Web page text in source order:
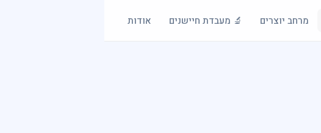
מרחב יוצרים 🔬 מעבדת חיישנים אודות